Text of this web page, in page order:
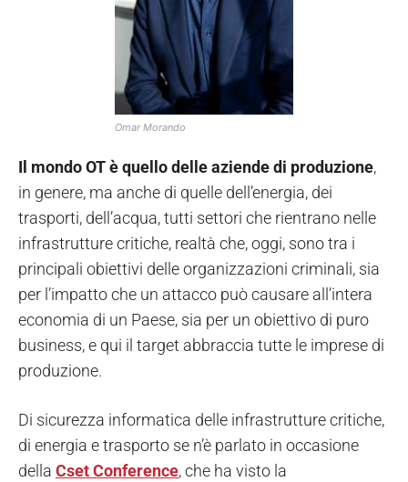
Omar Morando
Il mondo OT è quello delle aziende di produzione,
in genere, ma anche di quelle dell’energia, dei
trasporti, dell’acqua, tutti settori che rientrano nelle
infrastrutture critiche, realtà che, oggi, sono tra i
principali obiettivi delle organizzazioni criminali, sia
per l’impatto che un attacco può causare all’intera
economia di un Paese, sia per un obiettivo di puro
business, e qui il target abbraccia tutte le imprese di
produzione.
Di sicurezza informatica delle infrastrutture critiche,
di energia e trasporto se n’è parlato in occasione
della Cset Conference, che ha visto la